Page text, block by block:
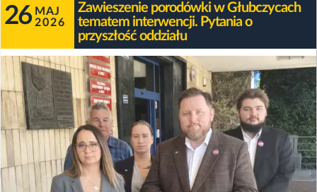
26 MAJ
2026
Zawieszenie porodówki w Głubczycach
tematem interwencji. Pytania o
przyszłość oddziału